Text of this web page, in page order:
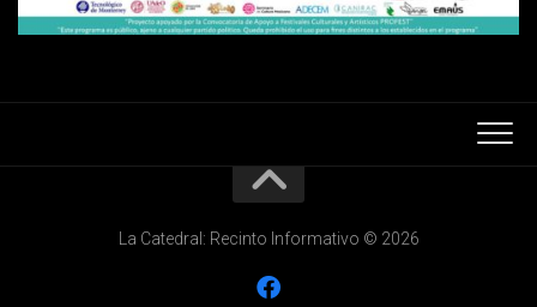
La Catedral: Recinto Informativo © 2026